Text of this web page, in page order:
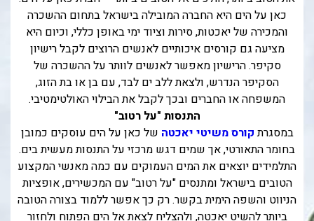
כאן על הים היא החברה המובילה בישראל בתחום ההשכרה
והמכירה של יאכטות, סירות וציוד ימי באופן כללי, וכיום היא
מציעה גם קורסים איכותיים לאנשים הרוצים לקבל רישיון
סקיפר. הרישיון מאפשר לאנשים לוותר על ההשכרה של
הסקיפר הנדרש, ולצאת ללב ים לבד, עם בן או בת הזוג,
המשפחה או החברים ובכך לקבל את הבילוי האולטימטיבי.
התנסות "על רטוב"
במסגרתקורס משיטי יאכטה של כאן על הים עוסקים כמובן
בחומר התאורטי, אך שמים דגש מרכזי על התנסות מעשית בים.
התלמידים יוצאים את המים העמוקים עם כמה מאנשי המקצוע
הטובים בישראל ומתנסים "על רטוב" עם המכשירים, אופציות
הניווט והשפה הימית בקשר. רק כך אפשר ללמוד בצורה הטובה
ביותר להשיט יאכטה, ולהצליח לצאת אל הים הפתוח ולחזור